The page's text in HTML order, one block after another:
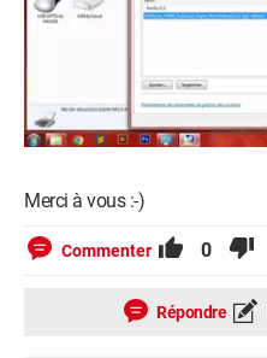
Merci à vous :-)
Commenter 0
Répondre